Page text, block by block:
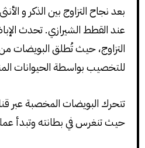
بعد نجاح التزاوج بين الذكر و
عند القطط الشيرازي. تحدث
التزاوج، حيث تُطلق البويضات
للتخصيب بواسطة الحيوانات
تتحرك البويضات المخصبة عبر
حيث تنغرس في بطانته وتبدأ